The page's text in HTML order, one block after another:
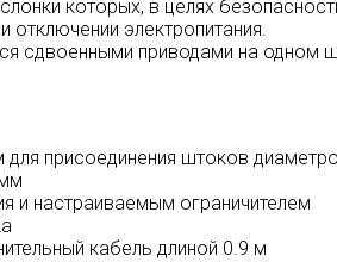
которых, в целях
электропитания.
сдвоенными приводами на одном
присоединения штоков
и настраиваемым ограничителем
кабель длиной 0.9 м